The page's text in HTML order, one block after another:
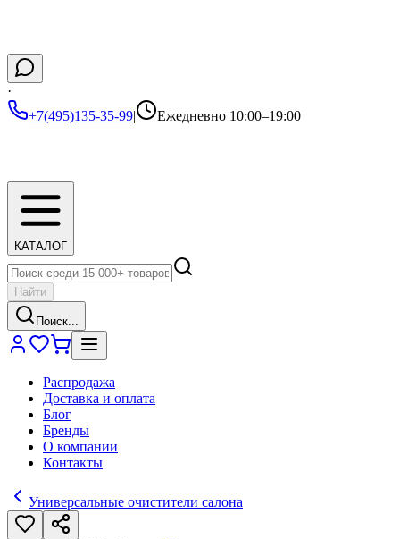
·
+7(495)135-35-99| Ежедневно 10:00–19:00
КАТАЛОГ
Найти
Поиск...
Распродажа
Доставка и оплата
Блог
Бренды
О компании
Контакты
Универсальные очистители салона